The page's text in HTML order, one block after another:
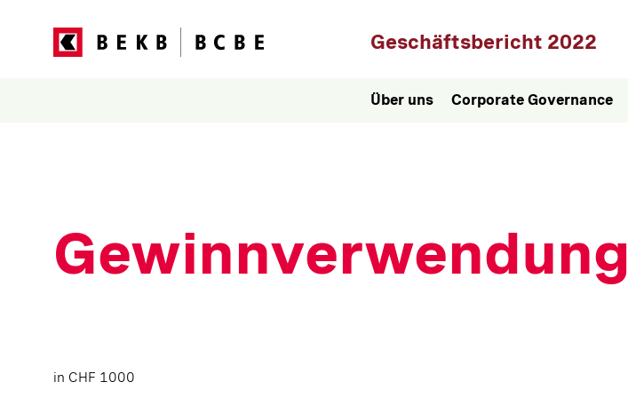
Hauptnavigation
Geschäftsbericht 2022
Über uns Corporate Governance
Gewinnverwendung
in CHF 1000